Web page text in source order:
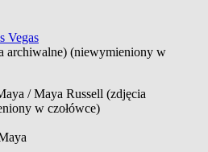
Vegas
archiwalne) (niewymieniony w
/ Maya Russell (zdjęcia
w czołówce)